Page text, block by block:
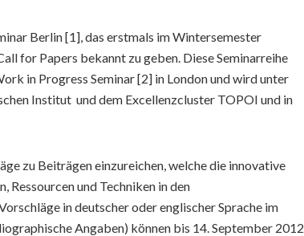
Berlin [1], das erstmals im Wintersemester
for Papers bekannt zu geben. Diese Seminarreihe
in Progress Seminar [2] in London und wird unter
Institut und dem Excellenzcluster TOPOI und in
zu Beiträgen einzureichen, welche die innovative
und Techniken in den
in deutscher oder englischer Sprache im
Angaben) können bis 14. September 2012